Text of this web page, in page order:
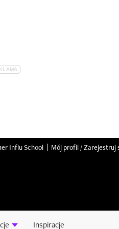
Influ School Mój profil / Zarejestruj
Inspiracje